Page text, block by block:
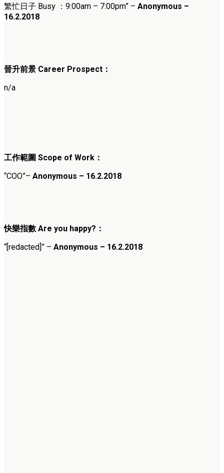
繁忙日子 Busy ：9:00am – 7:00pm” – Anonymous –
16.2.2018
晉升前景 Career Prospect ：
n/a
工作範圍 Scope of Work ：
“COO”– Anonymous – 16.2.2018
快樂指數 Are you happy? ：
“[redacted]” – Anonymous – 16.2.2018